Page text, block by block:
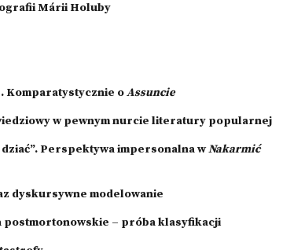
Márii Holuby
Komparatystycznie oAssuncie
w pewnym nurcie literatury popularnej
Perspektywa impersonalna wNakarmić
dyskursywne modelowanie
postmortonowskie – próba klasyfikacji